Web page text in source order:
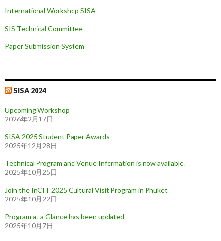
International Workshop SISA
SIS Technical Committee
Paper Submission System
SISA 2024
Upcoming Workshop
2026年2月17日
SISA 2025 Student Paper Awards
2025年12月28日
Technical Program and Venue Information is now available.
2025年10月25日
Join the InCIT 2025 Cultural Visit Program in Phuket
2025年10月22日
Program at a Glance has been updated
2025年10月7日